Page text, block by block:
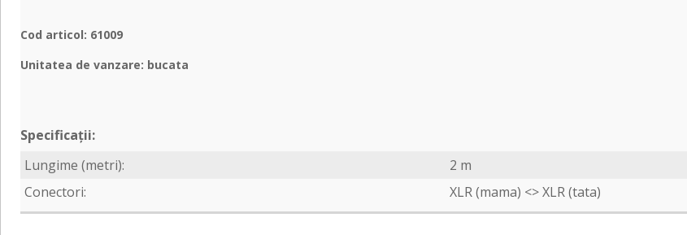
Cod articol: 61009
Unitatea de vanzare: bucata
Specificații:
Lungime (metri):
2 m
Conectori:
XLR (mama) <> XLR (tata)